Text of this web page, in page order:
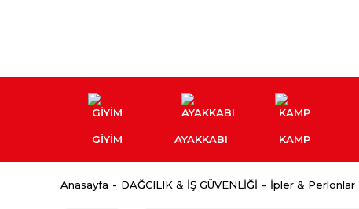
GİYİM AYAKKABI KAMP
Anasayfa DAĞCILIK & İŞ GÜVENLİĞİ İpler & Perlonlar